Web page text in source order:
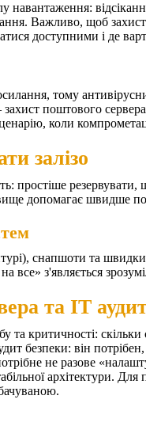
навантаження:
Важливо, щоб
доступними і де
тому
поштового сервера:
коли
залізо
простіше
допомагає швидше
снапшоти та
все» з'являється
та ІТ
та критичності:
безпеки: він
не разове
архітектури.